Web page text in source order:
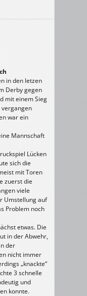
in den letzen
Derby gegen
mit einem Sieg
vergangen
war ein
Mannschaft
Lücken
sich die
mit Toren
zuerst die
viele
Umstellung auf
Problem noch
etwas. Die
in der Abwehr,
der
nicht immer
„knackte“
3 schnelle
und
konnte.